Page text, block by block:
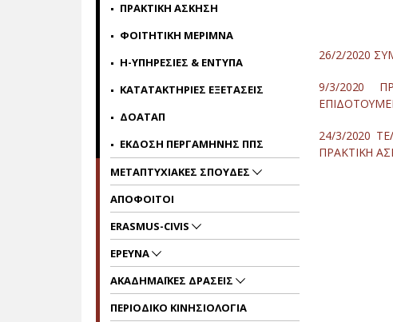
26/2/2020
9/3/2020
24/3/2020
ΠΡΑΚΤΙΚΗ
ΠΡΑΚΤΙΚΗ ΑΣΚΗΣΗ
ΦΟΙΤΗΤΙΚΗ ΜΕΡΙΜΝΑ
H-ΥΠΗΡΕΣΙΕΣ & ΕΝΤΥΠΑ
ΚΑΤΑΤΑΚΤΗΡΙΕΣ ΕΞΕΤΑΣΕΙΣ
ΔΟΑΤΑΠ
ΕΚΔΟΣΗ ΠΕΡΓΑΜΗΝΗΣ ΠΠΣ
ΜΕΤΑΠΤΥΧΙΑΚΕΣ ΣΠΟΥΔΕΣ
ΑΠΟΦΟΙΤΟΙ
ERASMUS-CIVIS
ΕΡΕΥΝΑ
ΑΚΑΔΗΜΑΪΚΕΣ ΔΡΑΣΕΙΣ
ΠΕΡΙΟΔΙΚΟ ΚΙΝΗΣΙΟΛΟΓΙΑ